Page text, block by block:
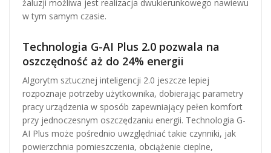
żaluzji możliwa jest realizacja dwukierunkowego nawiewu
w tym samym czasie.
Technologia G-AI Plus 2.0 pozwala na
oszczędność aż do 24% energii
Algorytm sztucznej inteligencji 2.0 jeszcze lepiej
rozpoznaje potrzeby użytkownika, dobierając parametry
pracy urządzenia w sposób zapewniający pełen komfort
przy jednoczesnym oszczędzaniu energii. Technologia G-
AI Plus może pośrednio uwzględniać takie czynniki, jak
powierzchnia pomieszczenia, obciążenie cieplne,